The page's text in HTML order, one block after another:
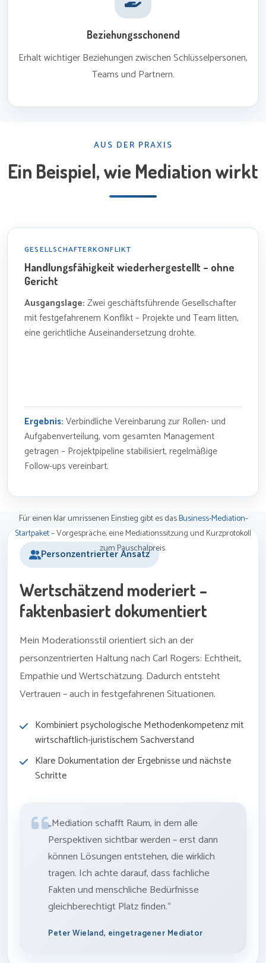
Beziehungsschonend
Erhalt wichtiger Beziehungen zwischen Schlüsselpersonen,
Teams und Partnern.
AUS DER PRAXIS
Ein Beispiel, wie Mediation wirkt
GESELLSCHAFTERKONFLIKT
Handlungsfähigkeit wiederhergestellt – ohne
Gericht
Ausgangslage: Zwei geschäftsführende Gesellschafter
mit festgefahrenem Konflikt – Projekte und Team litten,
eine gerichtliche Auseinandersetzung drohte.
Ergebnis: Verbindliche Vereinbarung zur Rollen- und
Aufgabenverteilung, vom gesamten Management
getragen – Projektpipeline stabilisiert, regelmäßige
Follow-ups vereinbart.
Für einen klar umrissenen Einstieg gibt es dasBusiness-Mediation-
Startpaket– Vorgespräche, eine Mediationssitzung und Kurzprotokoll
zum Pauschalpreis.
Personzentrierter Ansatz
Wertschätzend moderiert –
faktenbasiert dokumentiert
Mein Moderationsstil orientiert sich an der
personzentrierten Haltung nach Carl Rogers: Echtheit,
Empathie und Wertschätzung. Dadurch entsteht
Vertrauen – auch in festgefahrenen Situationen.
Kombiniert psychologische Methodenkompetenz mit
wirtschaftlich-juristischem Sachverstand
Klare Dokumentation der Ergebnisse und nächste
Schritte
„Mediation schafft Raum, in dem alle
Perspektiven sichtbar werden – erst dann
können Lösungen entstehen, die wirklich
tragen. Ich achte darauf, dass fachliche
Fakten und menschliche Bedürfnisse
gleichberechtigt Platz finden.“
Peter Wieland, eingetragener Mediator